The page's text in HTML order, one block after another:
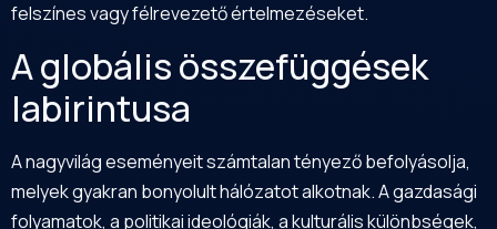
felszínes vagy félrevezető értelmezéseket.
A globális összefüggések
labirintusa
A nagyvilág eseményeit számtalan tényező befolyásolja,
melyek gyakran bonyolult hálózatot alkotnak. A gazdasági
folyamatok, a politikai ideológiák, a kulturális különbségek,